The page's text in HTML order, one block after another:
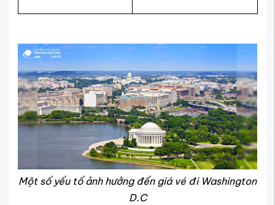
Một số yếu tố ảnh hưởng đến giá vé đi Washington
D.C